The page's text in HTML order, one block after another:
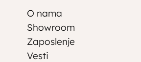
O nama
Showroom
Zaposlenje
Vesti